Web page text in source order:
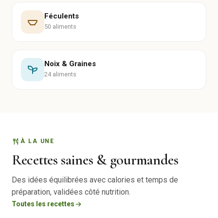
Féculents
50 aliments
Noix & Graines
24 aliments
À LA UNE
Recettes saines & gourmandes
Des idées équilibrées avec calories et temps de
préparation, validées côté nutrition.
Toutes les recettes